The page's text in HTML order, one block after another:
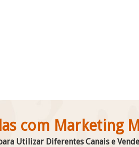
com Marketing
Utilizar Diferentes Canais e